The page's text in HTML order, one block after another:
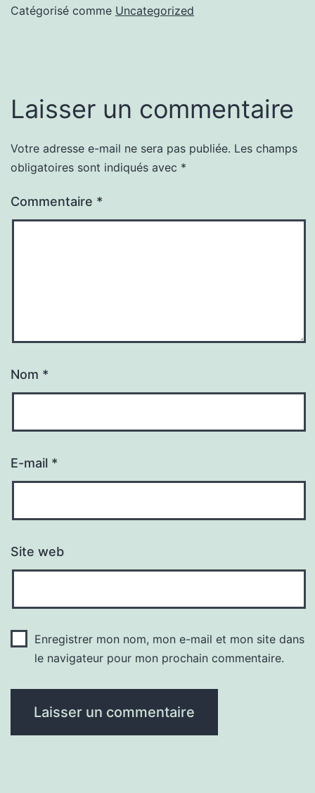
Catégorisé comme Uncategorized
Laisser un commentaire
Votre adresse e-mail ne sera pas publiée. Les champs
obligatoires sont indiqués avec *
Commentaire *
Nom *
E-mail *
Site web
Enregistrer mon nom, mon e-mail et mon site dans
le navigateur pour mon prochain commentaire.